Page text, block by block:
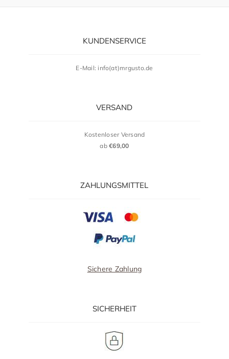
KUNDENSERVICE
E-Mail: info(at)mrgusto.de
VERSAND
Kostenloser Versand
ab€69,00
ZAHLUNGSMITTEL
Sichere Zahlung
SICHERHEIT